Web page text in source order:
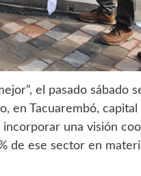
el pasado sábado
en Tacuarembó, capital
una visión
de ese sector en